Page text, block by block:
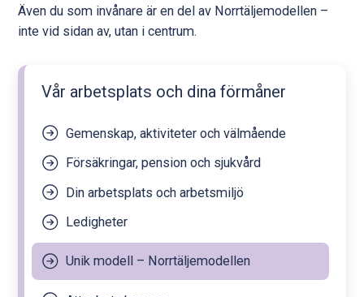
Även du som invånare är en del av Norrtäljemodellen –
inte vid sidan av, utan i centrum.
Vår arbetsplats och dina förmåner
Gemenskap, aktiviteter och välmående
Försäkringar, pension och sjukvård
Din arbetsplats och arbetsmiljö
Ledigheter
Unik modell – Norrtäljemodellen